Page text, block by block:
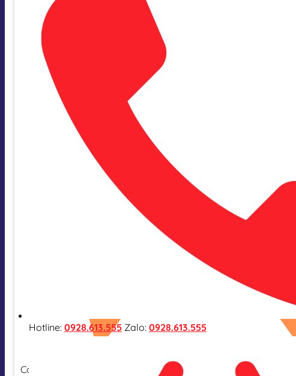
Hotline: 0928.613.555 Zalo: 0928.613.555
Cam kết hàng nhập khẩu chính hãng